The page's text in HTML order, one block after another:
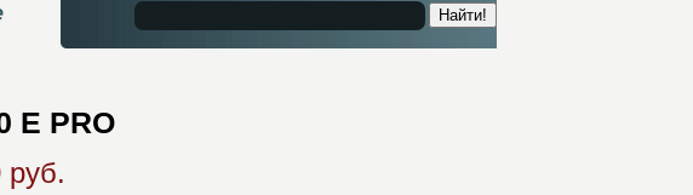
Найти!
E PRO
руб.